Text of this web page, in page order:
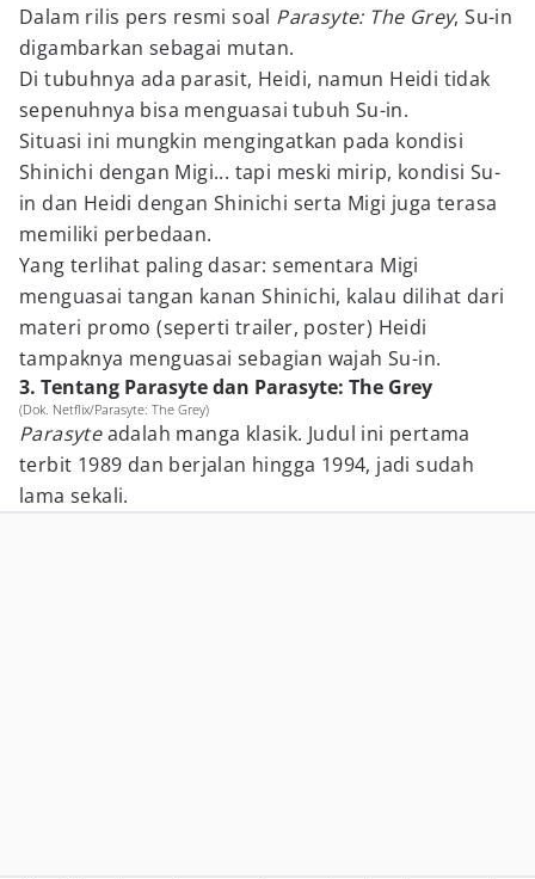
Dalam rilis pers resmi soal Parasyte: The Grey, Su-in
digambarkan sebagai mutan.
Di tubuhnya ada parasit, Heidi, namun Heidi tidak
sepenuhnya bisa menguasai tubuh Su-in.
Situasi ini mungkin mengingatkan pada kondisi
Shinichi dengan Migi... tapi meski mirip, kondisi Su-
in dan Heidi dengan Shinichi serta Migi juga terasa
memiliki perbedaan.
Yang terlihat paling dasar: sementara Migi
menguasai tangan kanan Shinichi, kalau dilihat dari
materi promo (seperti trailer, poster) Heidi
tampaknya menguasai sebagian wajah Su-in.
3. Tentang Parasyte dan Parasyte: The Grey
(Dok. Netflix/Parasyte: The Grey)
Parasyteadalah manga klasik. Judul ini pertama
terbit 1989 dan berjalan hingga 1994, jadi sudah
lama sekali.